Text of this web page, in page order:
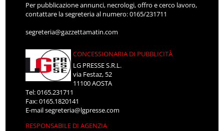
Per pubblicazione annunci, necrologi, offro e cerco lavoro,
contattare la segreteria al numero: 0165/231711
segreteria@gazzettamatin.com
CONCESSIONARIA DI PUBBLICITÀ
LG PRESSE S.R.L.
via Festaz, 52
11100 AOSTA
Tel: 0165.231711
Fax: 0165.1820141
E-mailsegreteria@lgpresse.com
RESPONSABILE DI AGENZIA